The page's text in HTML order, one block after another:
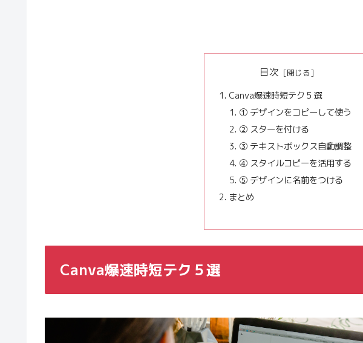
目次
Canva爆速時短テク５選
① デザインをコピーして使う
② スターを付ける
③ テキストボックス自動調整
④ スタイルコピーを活用する
⑤ デザインに名前をつける
まとめ
Canva爆速時短テク５選